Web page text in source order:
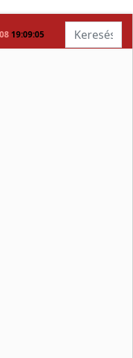
19:09:06 Keresés...